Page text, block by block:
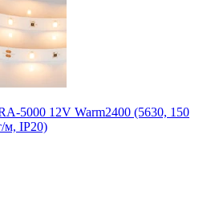
5000 12V Warm2400 (5630, 150
м, IP20)